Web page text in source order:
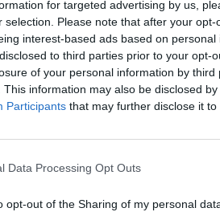
for targeted advertising by us,
selection. Please note that after your
interest-based ads based on
to third parties prior to your opt-
of your personal information by third
This information may also be disclosed
Participants that may further disclose it to
Data Processing Opt Outs
opt-out of the Sharing of my personal
10+1 κουίζ για φαγητό που
λατρέψεις
Καλή όρεξη